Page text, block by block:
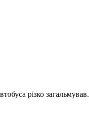
різко загальмував.